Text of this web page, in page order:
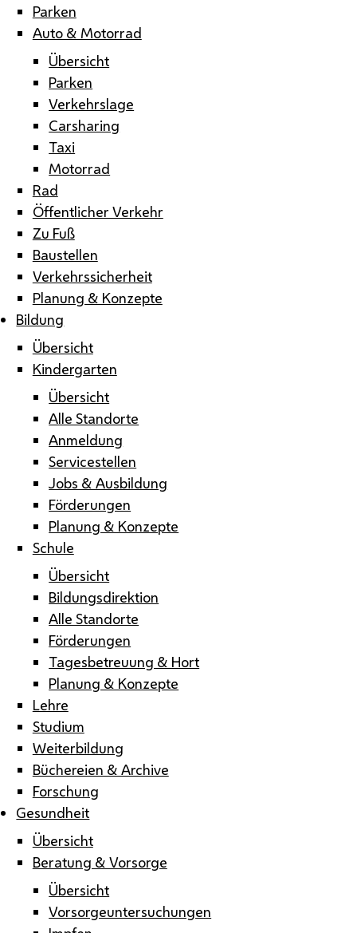
Parken
Auto & Motorrad
Übersicht
Parken
Verkehrslage
Carsharing
Taxi
Motorrad
Rad
Öffentlicher Verkehr
Zu Fuß
Baustellen
Verkehrssicherheit
Planung & Konzepte
Bildung
Übersicht
Kindergarten
Übersicht
Alle Standorte
Anmeldung
Servicestellen
Jobs & Ausbildung
Förderungen
Planung & Konzepte
Schule
Übersicht
Bildungsdirektion
Alle Standorte
Förderungen
Tagesbetreuung & Hort
Planung & Konzepte
Lehre
Studium
Weiterbildung
Büchereien & Archive
Forschung
Gesundheit
Übersicht
Beratung & Vorsorge
Übersicht
Vorsorgeuntersuchungen